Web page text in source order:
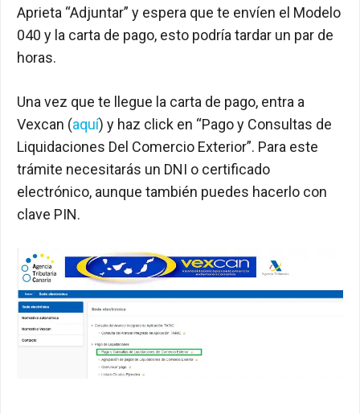
Aprieta “Adjuntar” y espera que te envíen el Modelo
040 y la carta de pago, esto podría tardar un par de
horas.
Una vez que te llegue la carta de pago, entra a
Vexcan (aquí) y haz click en “Pago y Consultas de
Liquidaciones Del Comercio Exterior”. Para este
trámite necesitarás un DNI o certificado
electrónico, aunque también puedes hacerlo con
clave PIN.